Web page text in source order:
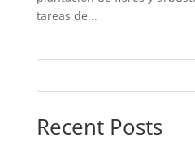
tareas de...
Recent Posts